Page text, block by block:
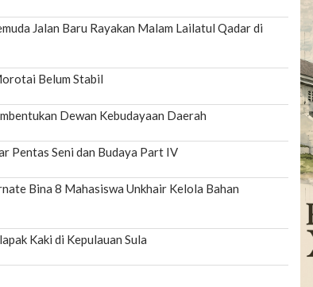
Jalan Baru Rayakan Malam Lailatul Qadar di
Belum Stabil
Dewan Kebudayaan Daerah
Pentas Seni dan Budaya Part IV
Bina 8 Mahasiswa Unkhair Kelola Bahan
Kaki di Kepulauan Sula